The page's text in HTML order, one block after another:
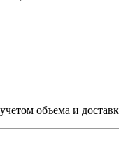
объема и